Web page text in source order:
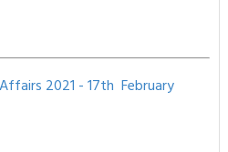
2021 - 17th February